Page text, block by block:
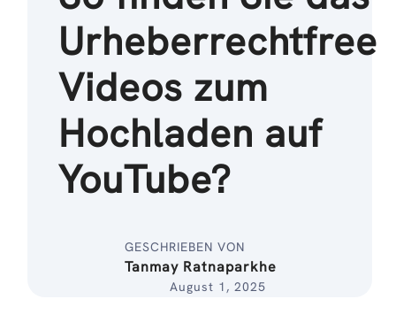
Urheberrechtfree
Videos zum
Hochladen auf
YouTube?
GESCHRIEBEN VON
Tanmay Ratnaparkhe
August 1, 2025